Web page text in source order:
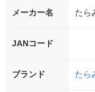
メーカー名 たら
JANコード
ブランド たら